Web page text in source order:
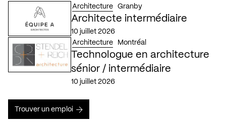
Architecture
Granby
Architecte intermédiaire
10 juillet 2026
Architecture
Montréal
Technologue en architecture
sénior / intermédiaire
10 juillet 2026
Trouver un emploi